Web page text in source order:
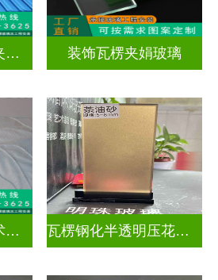
中式进门玄关夹娟夹丝玻璃 装饰瓦楞夹娟玻璃
西关满洲窗压花艺术玻璃门窗 瓦楞钢化半透明压花玻璃